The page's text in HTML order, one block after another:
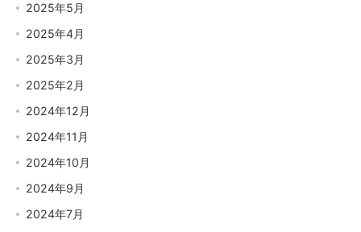
2025年5月
2025年4月
2025年3月
2025年2月
2024年12月
2024年11月
2024年10月
2024年9月
2024年7月